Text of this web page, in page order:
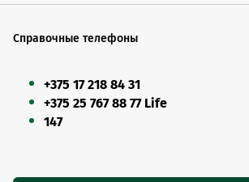
Справочные телефоны
+375 17 218 84 31
+375 25 767 88 77 Life
147